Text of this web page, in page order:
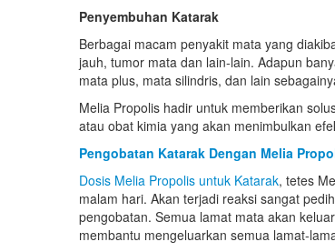
Penyembuhan Katarak
Berbagai macam penyakit mata yang
jauh, tumor mata dan lain-lain. Adapun
mata plus, mata silindris, dan lain
Melia Propolis hadir untuk memberikan
atau obat kimia yang akan menimbulkan
Pengobatan Katarak Dengan Melia
Dosis Melia Propolis untuk Katarak, tetes
malam hari. Akan terjadi reaksi sangat
pengobatan. Semua lamat mata akan
membantu mengeluarkan semua lamat-